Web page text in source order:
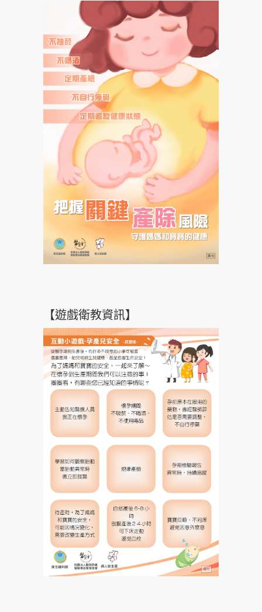
【遊戲衛教資訊】